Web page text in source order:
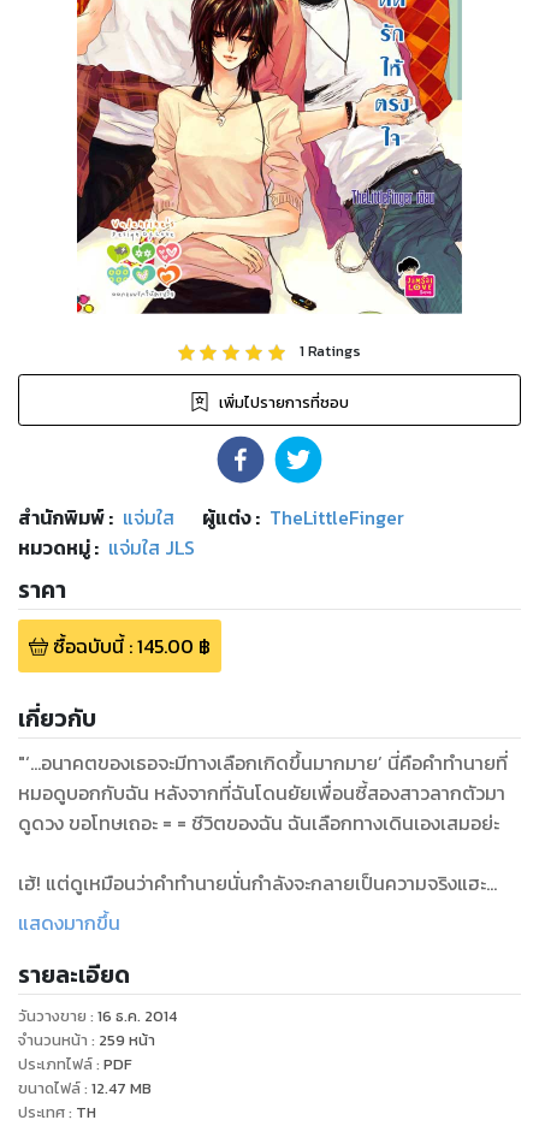
1Ratings
เพิ่มไปรายการที่ชอบ
สำนักพิมพ์: แจ่มใส ผู้แต่ง : TheLittleFinger
หมวดหมู่: แจ่มใส JLS
ราคา
ซื้อฉบับนี้:145.00 ฿
เกี่ยวกับ
"‘...อนาคตของเธอจะมีทางเลือกเกิดขึ้นมากมาย’ นี่คือคำทำนายที่
หมอดูบอกกับฉัน หลังจากที่ฉันโดนยัยเพื่อนซี้สองสาวลากตัวมา
ดูดวง ขอโทษเถอะ = = ชีวิตของฉัน ฉันเลือกทางเดินเองเสมอย่ะ
เฮ้! แต่ดูเหมือนว่าคำทำนายนั่นกำลังจะกลายเป็นความจริงแฮะ
OoO เมื่อหัวใจของฉันเริ่มรู้สึกอะไรบางอย่างกับหนุ่มสองคน คน
สนิทชิดใกล้ ชีวิตนักเรียน ม.6 ของฉัน นอกจากจะต้องมาหัวหมุน
เตรียมเอ็นท์ฯ เลือกคณะที่ใฝ่ฝันแล้ว นี่ฉันยังต้องมานั่งตัดสินใจ
เลือกอะไรอย่างอื่นด้วยเหรอ ฮือๆ TT TT แล้วอย่าบอกนะว่า
มิตรภาพระหว่างเราสามคนจะต้องสั่นคลอนเพราะเรื่องนี้"
แสดงมากขึ้น
รายละเอียด
วันวางขาย : 16 ธ.ค. 2014
จำนวนหน้า : 259 หน้า
ประเภทไฟล์: PDF
ขนาดไฟล์: 12.47 MB
ประเทศ: TH